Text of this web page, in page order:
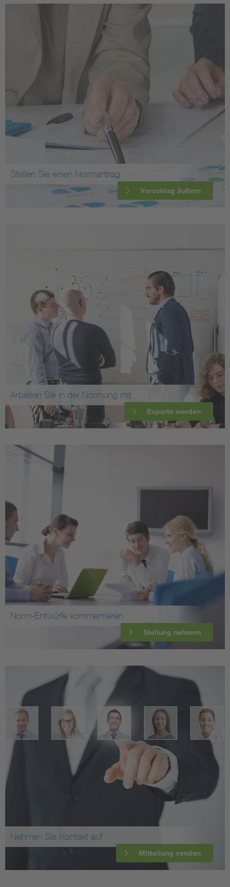
Stellen Sie einen Normantrag
Vorschlag äußern
Arbeiten Sie in der Normung mit
Experte werden
Norm-Entwürfe kommentieren
Stellung nehmen
Nehmen Sie Kontakt auf
Mitteilung senden